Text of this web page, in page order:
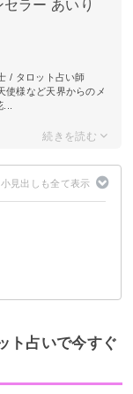
ラー あいり
/ タロット占い師
使様など天界からのメ
ト占いで今すぐ